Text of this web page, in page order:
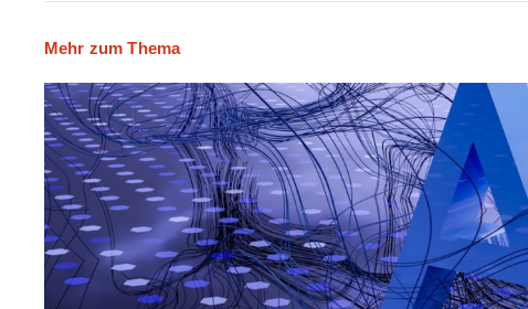
Mehr zum Thema